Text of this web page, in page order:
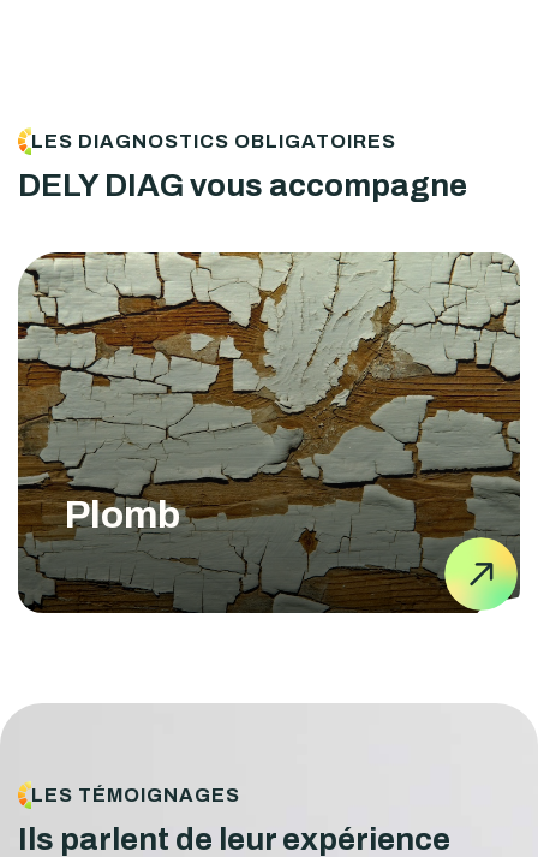
LES DIAGNOSTICS OBLIGATOIRES
DELY DIAG vous accompagne
Plomb
LES TÉMOIGNAGES
Ils parlent de leur expérience